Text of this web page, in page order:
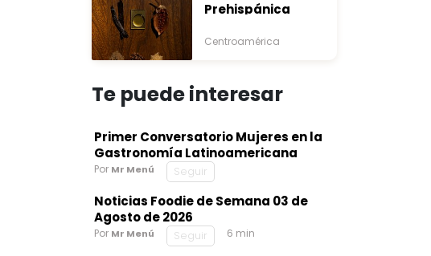
Prehispánica
Centroamérica
Te puede interesar
Primer Conversatorio Mujeres en la
Gastronomía Latinoamericana
Por Mr Menú Seguir
Noticias Foodie de Semana 03 de
Agosto de 2026
Por Mr Menú Seguir 6 min